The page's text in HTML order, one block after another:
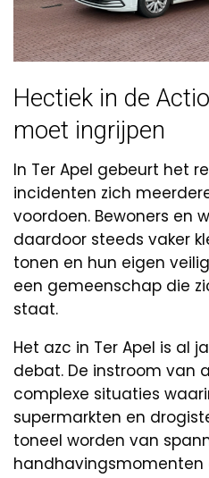
Hectiek in de
moet ingrijpen
In Ter Apel gebeurt het
incidenten zich
voordoen. Bewoners en
daardoor steeds vaker
tonen en hun eigen
een gemeenschap die
staat.
Het azc in Ter Apel is al
debat. De instroom van
complexe situaties
supermarkten en
toneel worden van
handhavingsmomenten